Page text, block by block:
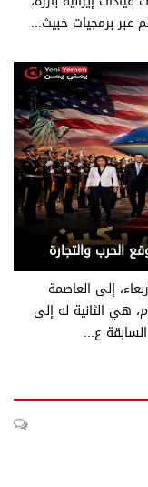
برمجيات خبيث...
الحرب والتجارة
إلى العاصمة
هي الثانية له إلى
ع...